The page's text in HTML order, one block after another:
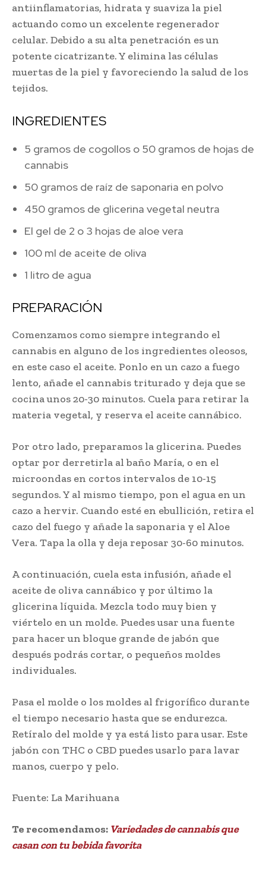
antiinflamatorias, hidrata y suaviza la piel
actuando como un excelente regenerador
celular. Debido a su alta penetración es un
potente cicatrizante. Y elimina las células
muertas de la piel y favoreciendo la salud de los
tejidos.
INGREDIENTES
5 gramos de cogollos o 50 gramos de hojas de
cannabis
50 gramos de raíz de saponaria en polvo
450 gramos de glicerina vegetal neutra
El gel de 2 o 3 hojas de aloe vera
100 ml de aceite de oliva
1 litro de agua
PREPARACIÓN
Comenzamos como siempre integrando el
cannabis en alguno de los ingredientes oleosos,
en este caso el aceite. Ponlo en un cazo a fuego
lento, añade el cannabis triturado y deja que se
cocina unos 20-30 minutos. Cuela para retirar la
materia vegetal, y reserva el aceite cannábico.
Por otro lado, preparamos la glicerina. Puedes
optar por derretirla al baño María, o en el
microondas en cortos intervalos de 10-15
segundos. Y al mismo tiempo, pon el agua en un
cazo a hervir. Cuando esté en ebullición, retira el
cazo del fuego y añade la saponaria y el Aloe
Vera. Tapa la olla y deja reposar 30-60 minutos.
A continuación, cuela esta infusión, añade el
aceite de oliva cannábico y por último la
glicerina líquida. Mezcla todo muy bien y
viértelo en un molde. Puedes usar una fuente
para hacer un bloque grande de jabón que
después podrás cortar, o pequeños moldes
individuales.
Pasa el molde o los moldes al frigorífico durante
el tiempo necesario hasta que se endurezca.
Retíralo del molde y ya está listo para usar. Este
jabón con THC o CBD puedes usarlo para lavar
manos, cuerpo y pelo.
Fuente: La Marihuana
Te recomendamos: Variedades de cannabis que
casan con tu bebida favorita